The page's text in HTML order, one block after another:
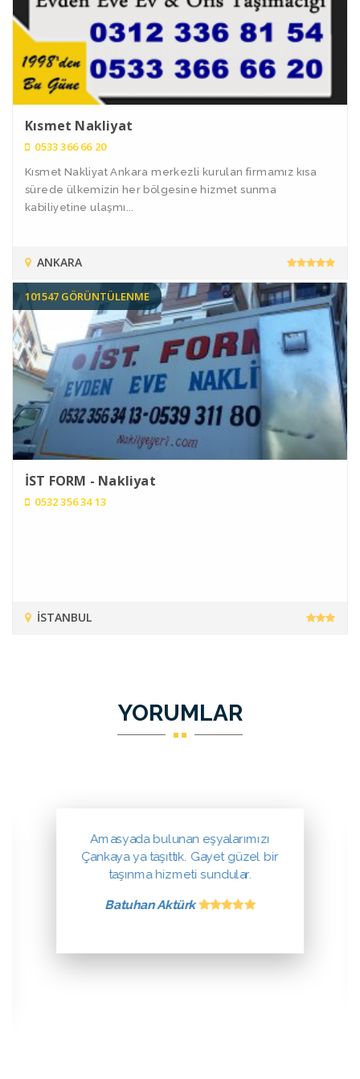
Kısmet Nakliyat
0533 366 66 20
Kısmet Nakliyat Ankara merkezli kurulan firmamız kısa
sürede ülkemizin her bölgesine hizmet sunma
kabiliyetine ulaşmı...
ANKARA
101547 GÖRÜNTÜLENME
İST FORM - Nakliyat
0532 356 34 13
İSTANBUL
YORUMLAR
Amasyada bulunan eşyalarımızı
Çankaya ya taşıttık. Gayet güzel bir
taşınma hizmeti sundular.
Batuhan Aktürk